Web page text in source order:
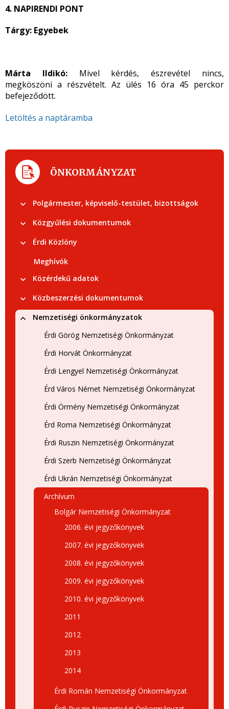
4. NAPIRENDI PONT
Tárgy: Egyebek
Márta Ildikó: Mivel kérdés, észrevétel nincs,
megköszöni a részvételt. Az ülés 16 óra 45 perckor
befejeződött.
Letöltés a naptáramba
ÖNKORMÁNYZAT
Polgármester, képviselő-testület, bizottságok
Közgyűlési dokumentumok
Érdi Közlöny
Meghívók
Közérdekű adatok
Közbeszerzési dokumentumok
Nemzetiségi önkormányzatok
Érdi Görög Nemzetiségi Önkormányzat
Érdi Horvát Önkormányzat
Érdi Lengyel Nemzetiségi Önkormányzat
Érd Város Német Nemzetiségi Önkormányzat
Érdi Örmény Nemzetiségi Önkormányzat
Érd Roma Nemzetiségi Önkormányzat
Érdi Ruszin Nemzetiségi Önkormányzat
Érdi Szerb Nemzetiségi Önkormányzat
Érdi Ukrán Nemzetiségi Önkormányzat
Archívum
Bolgár Nemzetiségi Önkormányzat
2006. évi jegyzőkönyvek
2007. évi jegyzőkönyvek
2008. évi jegyzőkönyvek
2009. évi jegyzőkönyvek
2010. évi jegyzőkönyvek
2011
2012
2013
2014
Érdi Román Nemzetiségi Önkormányzat